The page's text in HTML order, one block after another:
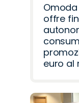
Omoda
offre
euro al